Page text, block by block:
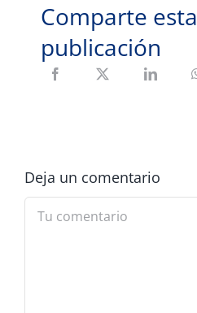
Comparte esta
publicación
Deja un comentario
Comment